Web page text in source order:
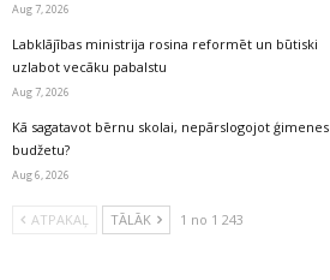
Aug 7, 2026
Labklājības ministrija rosina reformēt un būtiski
uzlabot vecāku pabalstu
Aug 7, 2026
Kā sagatavot bērnu skolai, nepārslogojot ģimenes
budžetu?
Aug 6, 2026
ATPAKAĻ TĀLĀK 1 no 1 243